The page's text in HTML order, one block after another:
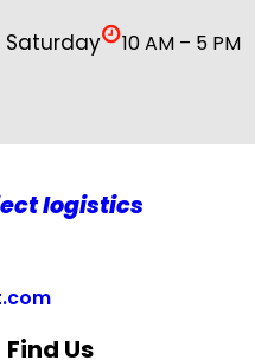
Saturday 10 AM – 5 PM
logistics
Find Us